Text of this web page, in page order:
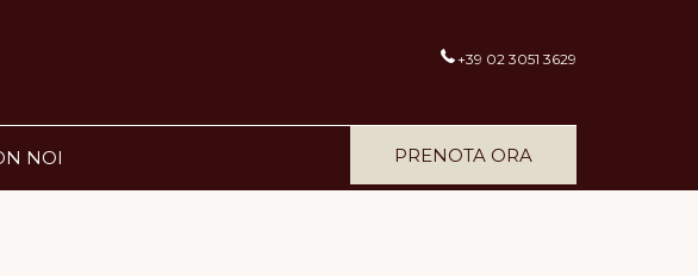
+39 02 3051 3629
NOI PRENOTA ORA